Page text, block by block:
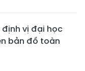
vị đại học
bản đồ toàn